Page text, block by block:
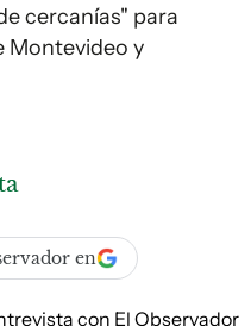
cercanías" para
Montevideo y
en